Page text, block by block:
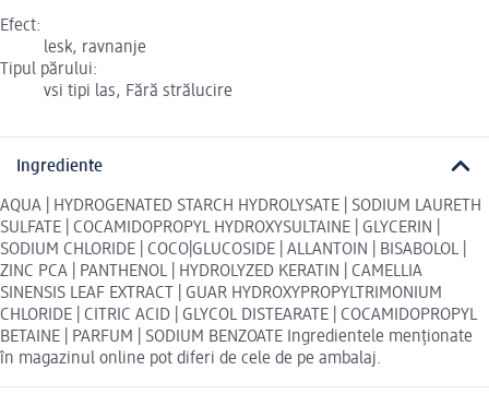
Efect:
lesk, ravnanje
Tipul părului:
vsi tipi las, Fără strălucire
Ingrediente
AQUA | HYDROGENATED STARCH HYDROLYSATE | SODIUM LAURETH
SULFATE | COCAMIDOPROPYL HYDROXYSULTAINE | GLYCERIN |
SODIUM CHLORIDE | COCO|GLUCOSIDE | ALLANTOIN | BISABOLOL |
ZINC PCA | PANTHENOL | HYDROLYZED KERATIN | CAMELLIA
SINENSIS LEAF EXTRACT | GUAR HYDROXYPROPYLTRIMONIUM
CHLORIDE | CITRIC ACID | GLYCOL DISTEARATE | COCAMIDOPROPYL
BETAINE | PARFUM | SODIUM BENZOATE Ingredientele menționate
în magazinul online pot diferi de cele de pe ambalaj.